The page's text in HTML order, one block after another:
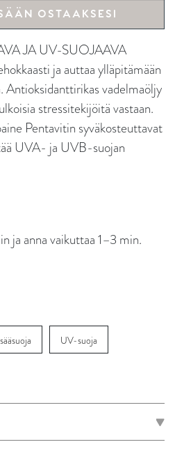
OSTAAKSESI
JA UV-SUOJAAVA
ja auttaa ylläpitämään
Antioksidanttirikas vadelmaöljy
stressitekijöitä vastaan.
Pentavitin syväkosteuttavat
UVA- ja UVB-suojan
ja anna vaikuttaa 1–3 min.
sääsuoja UV-suoja